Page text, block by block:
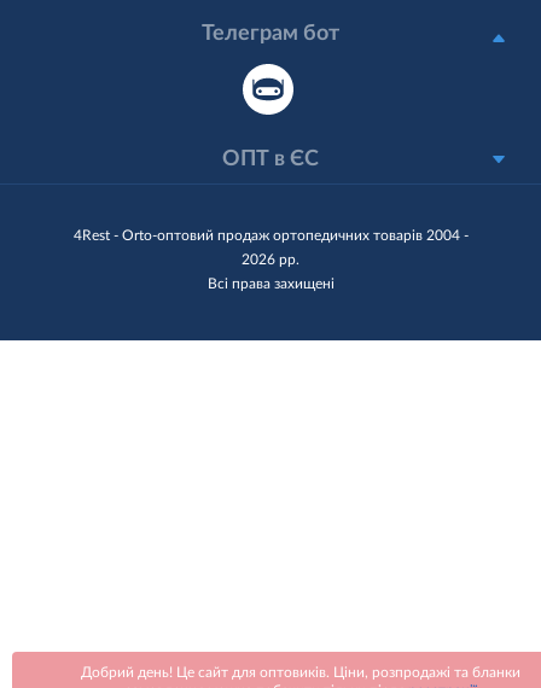
Добрий день! Це сайт для оптовиків. Ціни, розпродажі та бланки
4Rest - Orto-оптовий продаж ортопедичних товарів 2004 -
2026 рр.
Всі права захищені
Телеграм бот
ОПТ в ЄС